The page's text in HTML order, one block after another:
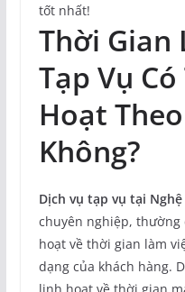
tốt nhất!
Thời Gian
Tạp Vụ
Hoạt
Không?
Dịch vụ tạp vụ tại Nghệ
chuyên nghiệp, thường
hoạt về thời gian làm
dạng của khách hàng.